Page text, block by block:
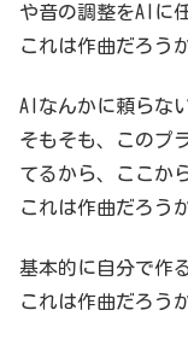
や音の調整をAIに
これは作曲だろうか
AIなんかに頼らない
そもそも、このプ
てるから、ここか
これは作曲だろうか
基本的に自分で作
これは作曲だろうか